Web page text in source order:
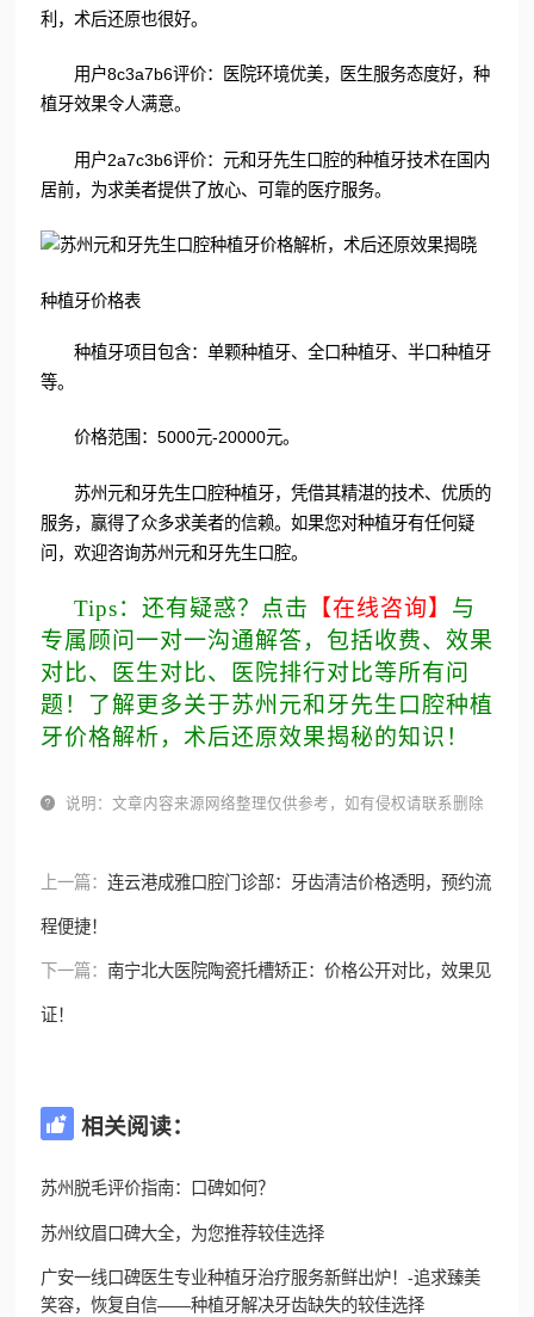
利，术后还原也很好。
用户8c3a7b6评价：医院环境优美，医生服务态度好，种
植牙效果令人满意。
用户2a7c3b6评价：元和牙先生口腔的种植牙技术在国内
居前，为求美者提供了放心、可靠的医疗服务。
种植牙价格表
种植牙项目包含：单颗种植牙、全口种植牙、半口种植牙
等。
价格范围：5000元-20000元。
苏州元和牙先生口腔种植牙，凭借其精湛的技术、优质的
服务，赢得了众多求美者的信赖。如果您对种植牙有任何疑
问，欢迎咨询苏州元和牙先生口腔。
Tips：还有疑惑？点击 【在线咨询】 与
专属顾问一对一沟通解答，包括收费、效果
对比、医生对比、医院排行对比等所有问
题！了解更多关于苏州元和牙先生口腔种植
牙价格解析，术后还原效果揭秘的知识！
 说明：文章内容来源网络整理仅供参考，如有侵权请联系删除
上一篇： 连云港成雅口腔门诊部：牙齿清洁价格透明，预约流
程便捷！
下一篇： 南宁北大医院陶瓷托槽矫正：价格公开对比，效果见
证！
 相关阅读：
苏州脱毛评价指南：口碑如何？
苏州纹眉口碑大全，为您推荐较佳选择
广安一线口碑医生专业种植牙治疗服务新鲜出炉！-追求臻美
笑容，恢复自信——种植牙解决牙齿缺失的较佳选择